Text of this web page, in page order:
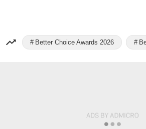
Better Choice Awards 2026